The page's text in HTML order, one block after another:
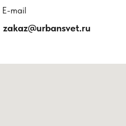
E-mail
zakaz@urbansvet.ru